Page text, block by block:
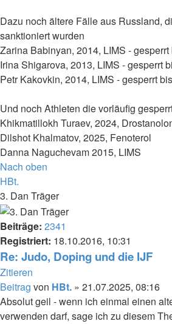
Dazu noch ältere Fälle aus Russland,
sanktioniert wurden
Zarina Babinyan, 2014, LIMS -
Irina Shigarova, 2013, LIMS - gesperrt
Petr Kakovkin, 2014, LIMS - gesperrt
Und noch Athleten die vorläufig
Khikmatillokh Turaev, 2024,
Dilshot Khalmatov, 2025, Fenoterol
Danna Naguchevam 2015, LIMS
Nach oben
HBt.
3. Dan Träger
Beiträge: 2341
Registriert: 18.10.2016, 10:31
Re: Judo, Doping und die IJF
Zitieren
Beitrag von HBt. » 21.07.2025, 08:16
Absolut geil - wenn ich einmal einen
verwenden darf, sage ich zu diesem